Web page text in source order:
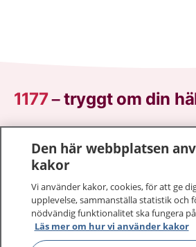
1177–tryggt om din
På 1177.se får du råd om hälsa
sjukdomar och vilka mottagningar
Logga in för att läsa din journal
vårdärenden. Ring
sjukvårdsrådgivning dygnet runt.
1177 ger dig råd när du vill må
Den här webbplatsen
kakor
Vi använder kakor, cookies, för att ge
upplevelse, sammanställa statistik och
nödvändig funktionalitet ska fungera
Läs mer om hur vi använder kakor